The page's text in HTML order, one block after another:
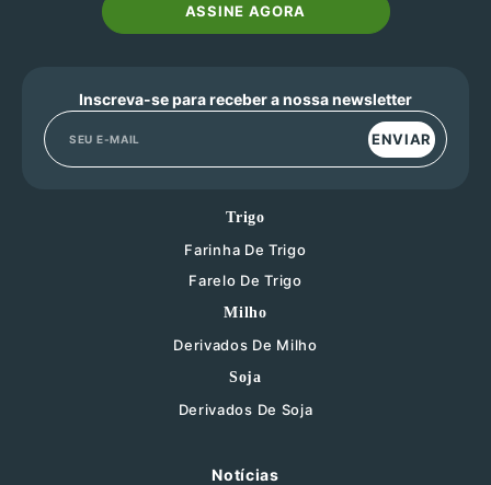
ASSINE AGORA
Inscreva-se para receber a nossa newsletter
ENVIAR
Trigo
Farinha De Trigo
Farelo De Trigo
Milho
Derivados De Milho
Soja
Derivados De Soja
Notícias